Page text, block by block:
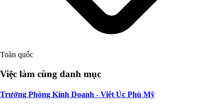
Toàn quốc
Việc làm cùng danh mục
Trưởng Phòng Kinh Doanh - Việt Úc Phù Mỹ